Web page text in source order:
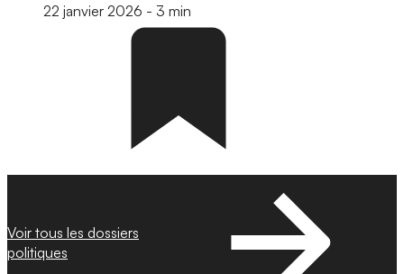
22 janvier 2026 - 3 min
Voir tous les dossiers
politiques